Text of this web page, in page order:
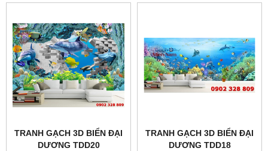
TRANH GẠCH 3D BIỂN ĐẠI
DƯƠNG TDD20
TRANH GẠCH 3D BIỂN ĐẠI
DƯƠNG TDD18